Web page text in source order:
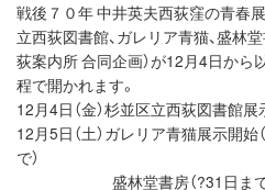
戦後７０年 中井英夫西荻窪の青春展
立西荻図書館、ガレリア青猫、盛林堂
荻案内所 合同企画）が12月4日から
程で開かれます。
12月4日（金）杉並区立西荻図書館
12月5日（土）ガレリア青猫展示開始
で）
盛林堂書房（?31日まで